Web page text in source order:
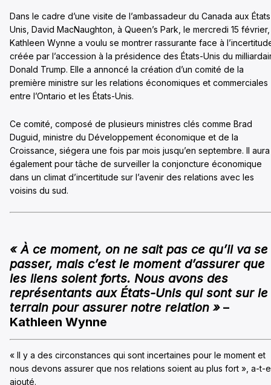
Dans le cadre d’une visite de l’ambassadeur du Canada aux
Unis, David MacNaughton, à Queen’s Park, le mercredi 15 février,
Kathleen Wynne a voulu se montrer rassurante face à
créée par l’accession à la présidence des États-Unis du
Donald Trump. Elle a annoncé la création d’un comité de la
première ministre sur les relations économiques et commerciales
entre l’Ontario et les États-Unis.
Ce comité, composé de plusieurs ministres clés comme Brad
Duguid, ministre du Développement économique et de la
Croissance, siégera une fois par mois jusqu’en septembre. Il aura
également pour tâche de surveiller la conjoncture économique
dans un climat d’incertitude sur l’avenir des relations avec les
voisins du sud.
« À ce moment, on ne sait pas ce qu’il va se
passer, mais c’est le moment d’assurer que
les liens soient forts. Nous avons des
représentants aux États-Unis qui sont sur le
terrain pour assurer notre relation » –
Kathleen Wynne
« Il y a des circonstances qui sont incertaines pour le moment et
nous devons assurer que nos relations soient au plus fort », a-t-
ajouté.